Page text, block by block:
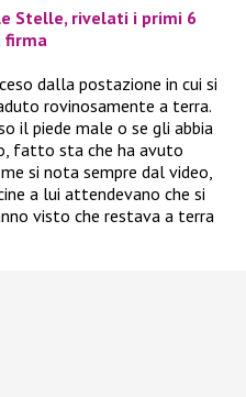
Stelle, rivelati i primi 6
firma
dalla postazione in cui si
rovinosamente a terra.
il piede male o se gli abbia
fatto sta che ha avuto
si nota sempre dal video,
a lui attendevano che si
visto che restava a terra